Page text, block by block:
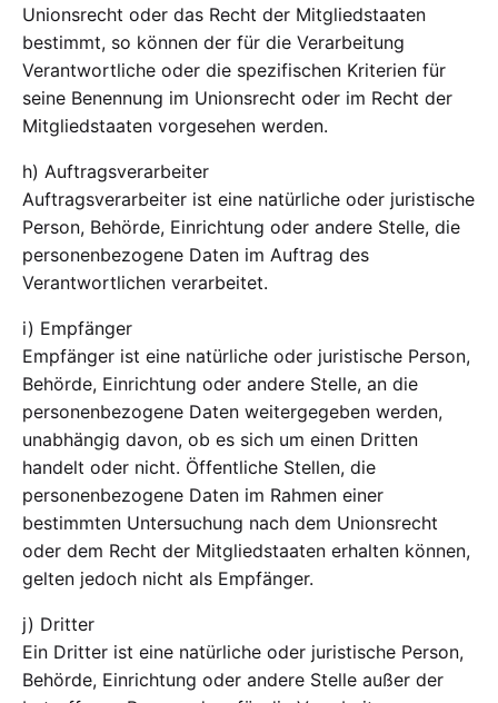
Unionsrecht oder das Recht der Mitgliedstaaten
bestimmt, so können der für die Verarbeitung
Verantwortliche oder die spezifischen Kriterien für
seine Benennung im Unionsrecht oder im Recht der
Mitgliedstaaten vorgesehen werden.
h) Auftragsverarbeiter
Auftragsverarbeiter ist eine natürliche oder juristische
Person, Behörde, Einrichtung oder andere Stelle, die
personenbezogene Daten im Auftrag des
Verantwortlichen verarbeitet.
i) Empfänger
Empfänger ist eine natürliche oder juristische Person,
Behörde, Einrichtung oder andere Stelle, an die
personenbezogene Daten weitergegeben werden,
unabhängig davon, ob es sich um einen Dritten
handelt oder nicht. Öffentliche Stellen, die
personenbezogene Daten im Rahmen einer
bestimmten Untersuchung nach dem Unionsrecht
oder dem Recht der Mitgliedstaaten erhalten können,
gelten jedoch nicht als Empfänger.
j) Dritter
Ein Dritter ist eine natürliche oder juristische Person,
Behörde, Einrichtung oder andere Stelle außer der